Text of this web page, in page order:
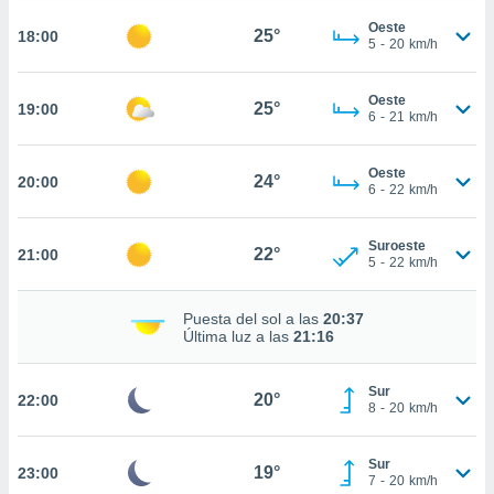
que
sean
para
ni para
web a
18:00 25°
Oeste
5 - 20 km/h
19:00 25°
Oeste
6 - 21 km/h
20:00 24°
Oeste
6 - 22 km/h
21:00 22°
Suroeste
5 - 22 km/h
Puesta del sol a las 20:37
Última luz a las 21:16
22:00 20°
Sur
8 - 20 km/h
23:00 19°
Sur
7 - 20 km/h